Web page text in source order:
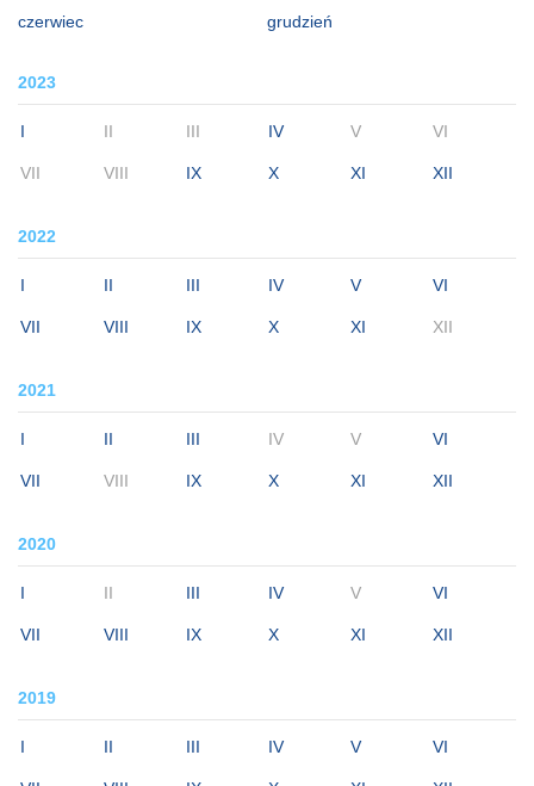
czerwiec grudzień
2023
I II III IV V VI
VII VIII IX X XI XII
2022
I II III IV V VI
VII VIII IX X XI XII
2021
I II III IV V VI
VII VIII IX X XI XII
2020
I II III IV V VI
VII VIII IX X XI XII
2019
I II III IV V VI